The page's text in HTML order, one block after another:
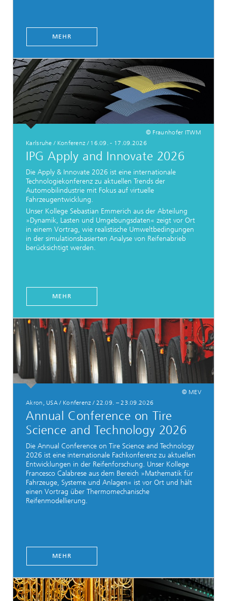
MEHR
© Fraunhofer ITWM
Karlsruhe / Konferenz / 16.09. - 17.09.2026
IPG Apply and Innovate 2026
Die Apply & Innovate 2026 ist eine internationale
Technologiekonferenz zu aktuellen Trends der
Automobilindustrie mit Fokus auf virtuelle
Fahrzeugentwicklung.
Unser Kollege Sebastian Emmerich aus der Abteilung
»Dynamik, Lasten und Umgebungsdaten« zeigt vor Ort
in einem Vortrag, wie realistische Umweltbedingungen
in der simulationsbasierten Analyse von Reifenabrieb
berücksichtigt werden.
MEHR
© MEV
Akron, USA / Konferenz / 22.09. – 23.09.2026
Annual Conference on Tire
Science and Technology 2026
Die Annual Conference on Tire Science and Technology
2026 ist eine internationale Fachkonferenz zu aktuellen
Entwicklungen in der Reifenforschung. Unser Kollege
Francesco Calabrese aus dem Bereich »Mathematik für
Fahrzeuge, Systeme und Anlagen« ist vor Ort und hält
einen Vortrag über Thermomechanische
Reifenmodellierung.
MEHR